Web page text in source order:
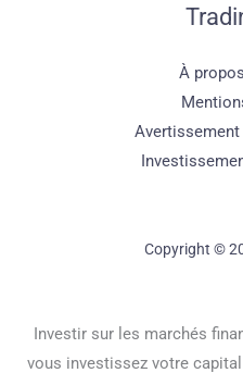
À
Copyright ©
Investir sur les marchés
vous investissez votre